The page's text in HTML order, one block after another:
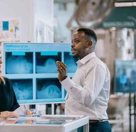
News
abonnieren
language
search